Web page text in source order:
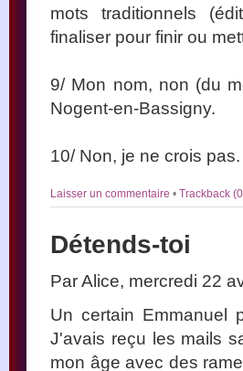
mots traditionnels
finaliser pour finir ou
9/ Mon nom, non (du
Nogent-en-Bassigny.
10/ Non, je ne crois pas.
Laisser un commentaire • Trackback
Détends-toi
Par Alice, mercredi 22
Un certain Emmanuel
J'avais reçu les mails
mon âge avec des